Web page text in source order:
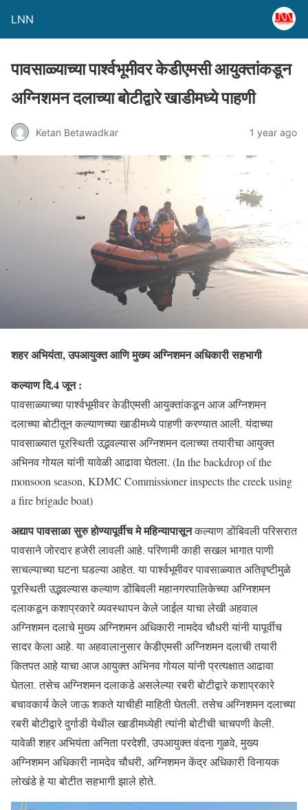
LNN
पावसाळ्याच्या पार्श्वभूमीवर केडीएमसी आयुक्तांकडून
अग्निशमन दलाच्या बोटीद्वारे खाडीमध्ये पाहणी
Ketan Betawadkar 1 year ago
शहर अभियंता, उपआयुक्त आणि मुख्य अग्निशमन अधिकारी सहभागी
कल्याण दि.4 जून :
पावसाळ्याच्या पार्श्वभूमीवर केडीएमसी आयुक्तांकडून आज अग्निशमन
दलाच्या बोटीतून कल्याणच्या खाडीमध्ये पाहणी करण्यात आली. यंदाच्या
पावसाळ्यात पूरस्थिती उद्भवल्यास अग्निशमन दलाच्या तयारीचा आयुक्त
अभिनव गोयल यांनी यावेळी आढावा घेतला. (In the backdrop of the
monsoon season, KDMC Commissioner inspects the creek using
a fire brigade boat)
अद्याप पावसाळा सुरु होण्यापूर्वीच मे महिन्यापासूनकल्याण डोंबिवली परिसरात
पावसाने जोरदार हजेरी लावली आहे. परिणामी काही सखल भागात पाणी
साचल्याच्या घटना घडल्या आहेत. या पार्श्वभूमीवर पावसाळ्यात अतिवृष्टीमुळे
पूरस्थिती उद्भवल्यास कल्याण डोंबिवली महानगरपालिकेच्या अग्निशमन
दलाकडून कशाप्रकारे व्यवस्थापन केले जाईल याचा लेखी अहवाल
अग्निशमन दलाचे मुख्य अग्निशमन अधिकारी नामदेव चौधरी यांनी यापूर्वीच
सादर केला आहे. या अहवालानुसार केडीएमसी अग्निशमन दलाची तयारी
कितपत आहे याचा आज आयुक्त अभिनव गोयल यांनी प्रत्यक्षात आढावा
घेतला. तसेच अग्निशमन दलाकडे असलेल्या रबरी बोटीद्वारे कशाप्रकारे
बचावकार्य केले जाऊ शकते याचीही माहिती घेतली. तसेच अग्निशमन दलाच्या
रबरी बोटीद्वारे दुर्गाडी येथील खाडीमध्येही त्यांनी बोटीची चाचपणी केली.
यावेळी शहर अभियंता अनिता परदेशी, उपआयुक्त वंदना गुळवे, मुख्य
अग्निशमन अधिकारी नामदेव चौधरी, अग्निशमन केंद्र अधिकारी विनायक
लोखंडे हे या बोटीत सहभागी झाले होते.